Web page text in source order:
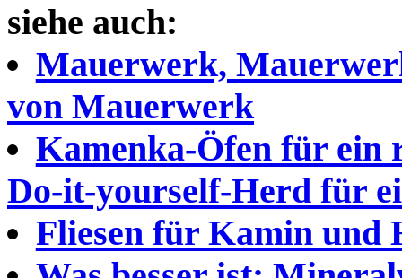
siehe auch:
Mauerwerk,
von Mauerwerk
Kamenka-Öfen für ein
Do-it-yourself-Herd für
Fliesen für Kamin und